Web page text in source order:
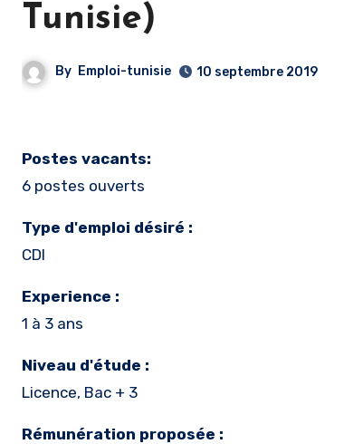
Tunisie)
By Emploi-tunisie 10 septembre 2019
Postes vacants:
6 postes ouverts
Type d'emploi désiré :
CDI
Experience :
1 à 3 ans
Niveau d'étude :
Licence, Bac + 3
Rémunération proposée :